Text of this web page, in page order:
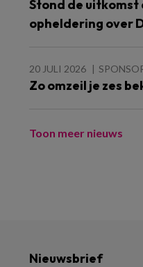
Stond de uitkomst
opheldering over
20 JULI 2026
Zo omzeil je zes
Toon meer nieuws
Nieuwsbrief